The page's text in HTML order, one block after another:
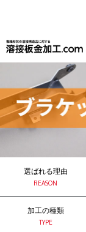
選ばれる理由
REASON
加工の種類
TYPE